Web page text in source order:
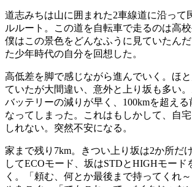
道志みちは山に囲まれた2車線道に沿って
ルルート。この道を自転車で走るのは高
僕はこの景色をどんなふうに見ていたん
た少年時代の自分を回想した。
高低差を脚で感じながら進んでいく。ほ
ていたが大間違い、意外と上り坂も多い
バッテリーの減りが早く、100kmを超える
なってしまった。これはもしかして、自
しれない。突然不安になる。
家まで残り7km。きつい上り坂は2か所だ
してECOモード、坂はSTDとHIGHモード
く。「頼む、何とか最後まで持ってくれ